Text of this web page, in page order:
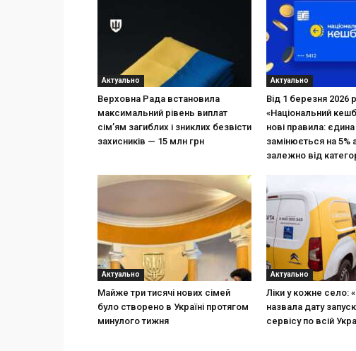
Актуально
Верховна Рада встановила
максимальний рівень виплат
сім’ям загиблих і зниклих безвісти
захисників — 15 млн грн
Актуально
Від 1 березня 2026
«Національний
нові правила:
замінюється на 5%
залежно від
Актуально
Майже три тисячі нових сімей
було створено в Україні протягом
минулого тижня
Актуально
Ліки у кожне село:
назвала дату
сервісу по всій